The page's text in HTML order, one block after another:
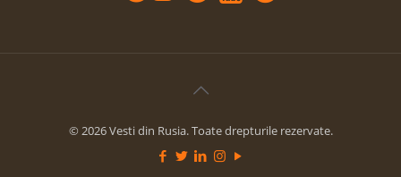
© 2026 Vesti din Rusia. Toate drepturile rezervate.